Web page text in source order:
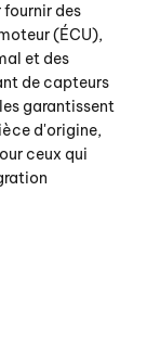
des
(ÉCU),
et des
de capteurs
garantissent
d'origine,
ceux qui